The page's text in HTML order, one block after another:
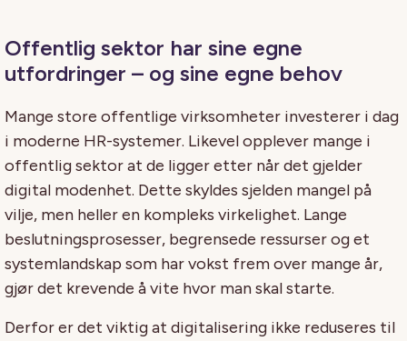
Offentlig sektor har sine egne
utfordringer – og sine egne behov
Mange store offentlige virksomheter investerer i dag
i moderne HR-systemer. Likevel opplever mange i
offentlig sektor at de ligger etter når det gjelder
digital modenhet. Dette skyldes sjelden mangel på
vilje, men heller en kompleks virkelighet. Lange
beslutningsprosesser, begrensede ressurser og et
systemlandskap som har vokst frem over mange år,
gjør det krevende å vite hvor man skal starte.
Derfor er det viktig at digitalisering ikke reduseres til